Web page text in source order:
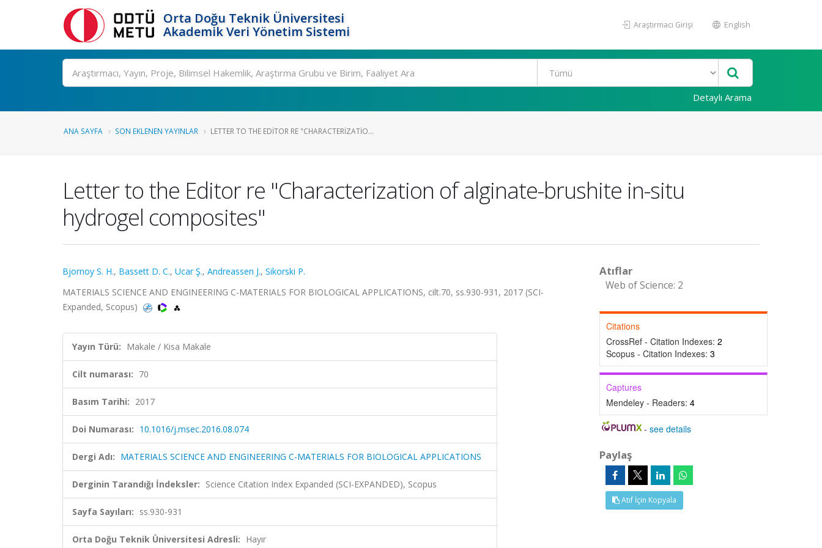
Orta Doğu Teknik Üniversitesi
Akademik Veri Yönetim Sistemi
Araştırmacı Girişi English
Ara
Detaylı Arama
ANA SAYFA SON EKLENEN YAYINLAR LETTER TO THE EDITOR RE "CHARACTERIZATIO...
Letter to the Editor re "Characterization of alginate-brushite in-situ
hydrogel composites"
Bjornoy S. H., Bassett D. C., Ucar Ş., Andreassen J., Sikorski P.
MATERIALS SCIENCE AND ENGINEERING C-MATERIALS FOR BIOLOGICAL APPLICATIONS, cilt.70, ss.930-931, 2017 (SCI-
Expanded, Scopus)
Yayın Türü: Makale / Kısa Makale
Cilt numarası: 70
Basım Tarihi: 2017
Doi Numarası: 10.1016/j.msec.2016.08.074
Dergi Adı: MATERIALS SCIENCE AND ENGINEERING C-MATERIALS FOR BIOLOGICAL APPLICATIONS
Derginin Tarandığı İndeksler: Science Citation Index Expanded (SCI-EXPANDED), Scopus
Sayfa Sayıları: ss.930-931
Orta Doğu Teknik Üniversitesi Adresli: Hayır
Atıflar
Web of Science: 2
Citations
CrossRef - Citation Indexes: 2
Scopus - Citation Indexes: 3
Captures
Mendeley - Readers: 4
-see details
Paylaş
Atıf İçin Kopyala